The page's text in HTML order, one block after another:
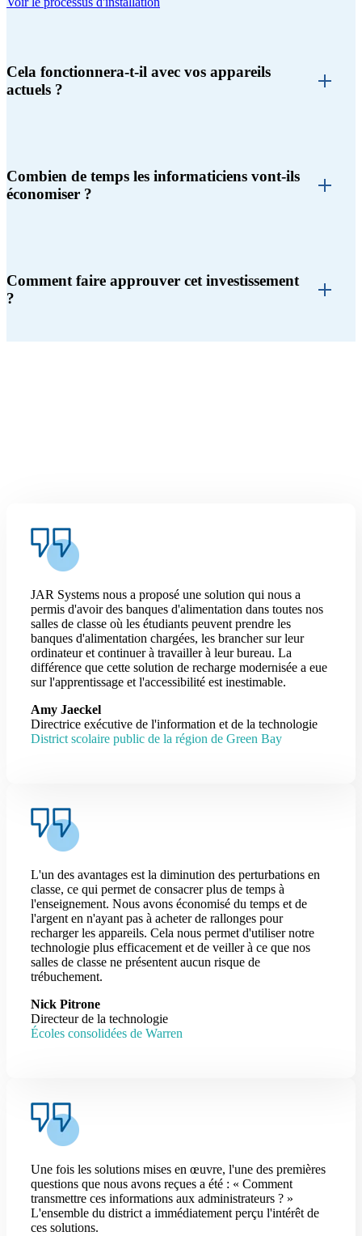
Cela fonctionnera-t-il avec vos appareils
actuels ?
Combien de temps les informaticiens vont-ils
économiser ?
Comment faire approuver cet investissement
?
JAR Systems nous a proposé une solution qui nous a
permis d'avoir des banques d'alimentation dans toutes nos
salles de classe où les étudiants peuvent prendre les
banques d'alimentation chargées, les brancher sur leur
ordinateur et continuer à travailler à leur bureau. La
différence que cette solution de recharge modernisée a eue
sur l'apprentissage et l'accessibilité est inestimable.
Amy Jaeckel
Directrice exécutive de l'information et de la technologie
District scolaire public de la région de Green Bay
L'un des avantages est la diminution des perturbations en
classe, ce qui permet de consacrer plus de temps à
l'enseignement. Nous avons économisé du temps et de
l'argent en n'ayant pas à acheter de rallonges pour
recharger les appareils. Cela nous permet d'utiliser notre
technologie plus efficacement et de veiller à ce que nos
salles de classe ne présentent aucun risque de
trébuchement.
Nick Pitrone
Directeur de la technologie
Écoles consolidées de Warren
Une fois les solutions mises en œuvre, l'une des premières
questions que nous avons reçues a été : « Comment
transmettre ces informations aux administrateurs ? »
L'ensemble du district a immédiatement perçu l'intérêt de
ces solutions.